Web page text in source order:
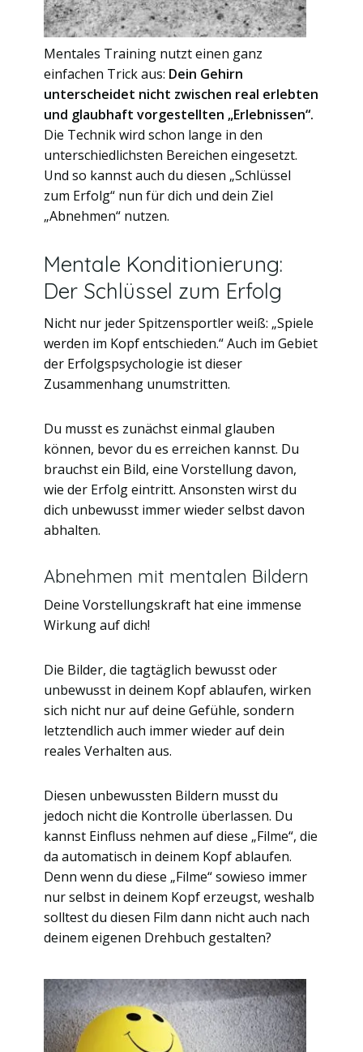
Mentales Training nutzt einen ganz
einfachen Trick aus: Dein Gehirn
unterscheidet nicht zwischen real erlebten
und glaubhaft vorgestellten „Erlebnissen“.
Die Technik wird schon lange in den
unterschiedlichsten Bereichen eingesetzt.
Und so kannst auch du diesen „Schlüssel
zum Erfolg“ nun für dich und dein Ziel
„Abnehmen“ nutzen.
Mentale Konditionierung:
Der Schlüssel zum Erfolg
Nicht nur jeder Spitzensportler weiß: „Spiele
werden im Kopf entschieden.“ Auch im Gebiet
der Erfolgspsychologie ist dieser
Zusammenhang unumstritten.
Du musst es zunächst einmal glauben
können, bevor du es erreichen kannst. Du
brauchst ein Bild, eine Vorstellung davon,
wie der Erfolg eintritt. Ansonsten wirst du
dich unbewusst immer wieder selbst davon
abhalten.
Abnehmen mit mentalen Bildern
Deine Vorstellungskraft hat eine immense
Wirkung auf dich!
Die Bilder, die tagtäglich bewusst oder
unbewusst in deinem Kopf ablaufen, wirken
sich nicht nur auf deine Gefühle, sondern
letztendlich auch immer wieder auf dein
reales Verhalten aus.
Diesen unbewussten Bildern musst du
jedoch nicht die Kontrolle überlassen. Du
kannst Einfluss nehmen auf diese „Filme“, die
da automatisch in deinem Kopf ablaufen.
Denn wenn du diese „Filme“ sowieso immer
nur selbst in deinem Kopf erzeugst, weshalb
solltest du diesen Film dann nicht auch nach
deinem eigenen Drehbuch gestalten?